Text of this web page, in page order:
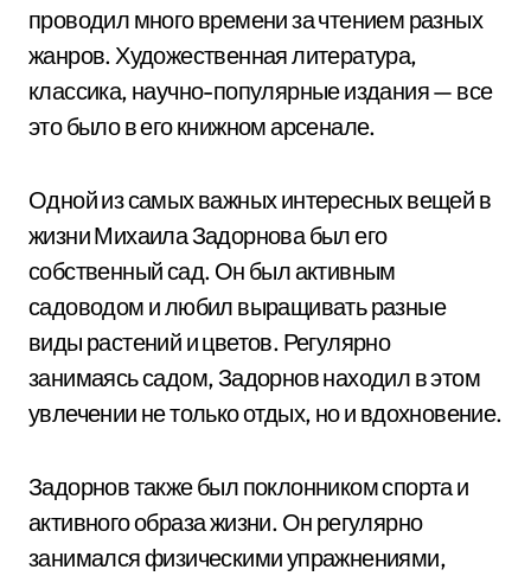
проводил много времени за чтением разных
жанров. Художественная литература,
классика, научно-популярные издания — все
это было в его книжном арсенале.
Одной из самых важных интересных вещей в
жизни Михаила Задорнова был его
собственный сад. Он был активным
садоводом и любил выращивать разные
виды растений и цветов. Регулярно
занимаясь садом, Задорнов находил в этом
увлечении не только отдых, но и вдохновение.
Задорнов также был поклонником спорта и
активного образа жизни. Он регулярно
занимался физическими упражнениями,